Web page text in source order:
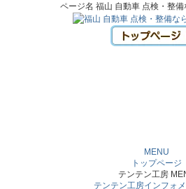
ページ名 福山 自動車 点検・整備
MENU
トップページ
テンテン工房
テンテン工房インフォ